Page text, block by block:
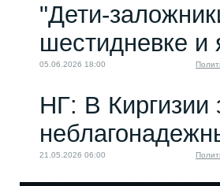
"Дети-
шестидневке и
05.06.2026 18:00
НГ: В Киргизии
21.05.2026 06:00